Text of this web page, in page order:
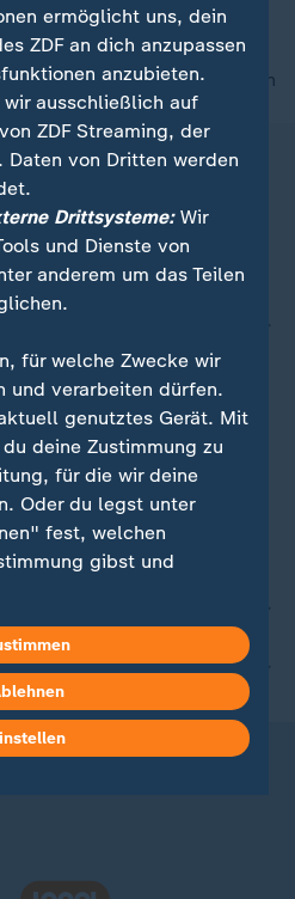
nach oben
ermöglicht uns, dein
ZDF an dich anzupassen
anzubieten.
ausschließlich auf
ZDF Streaming, der
Daten von Dritten werden
Drittsysteme:Wir
und Dienste von
anderem um das Teilen
für welche Zwecke wir
und verarbeiten dürfen.
genutztes Gerät. Mit
deine Zustimmung zu
für die wir deine
Oder du legst unter
fest, welchen
gibst und
widerrufen oder ändern.
du in unserer